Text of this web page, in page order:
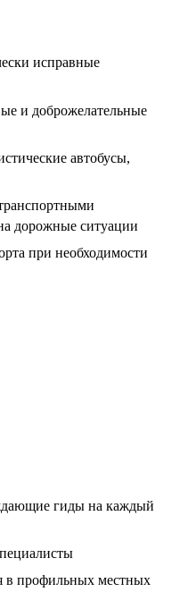
исправные
и доброжелательные
автобусы,
дорожные ситуации
при необходимости
гиды на каждый
в профильных местных